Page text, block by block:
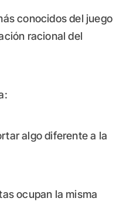
conocidos del juego
racional del
algo diferente a la
ocupan la misma